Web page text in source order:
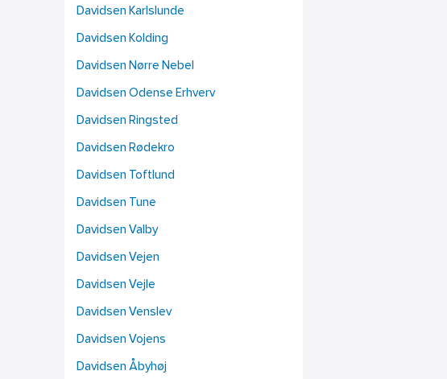
Davidsen Karlslunde
Davidsen Kolding
Davidsen Nørre Nebel
Davidsen Odense Erhverv
Davidsen Ringsted
Davidsen Rødekro
Davidsen Toftlund
Davidsen Tune
Davidsen Valby
Davidsen Vejen
Davidsen Vejle
Davidsen Venslev
Davidsen Vojens
Davidsen Åbyhøj